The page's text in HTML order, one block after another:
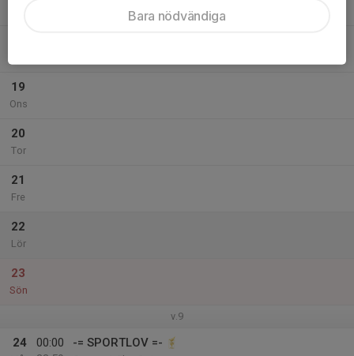
19
Ons
20
Tor
21
Fre
22
Lör
23
Sön
v.9
24
00:00
-= SPORTLOV =-
Bara nödvändiga